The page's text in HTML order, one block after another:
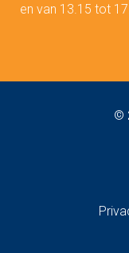
en van 13.15 tot
©